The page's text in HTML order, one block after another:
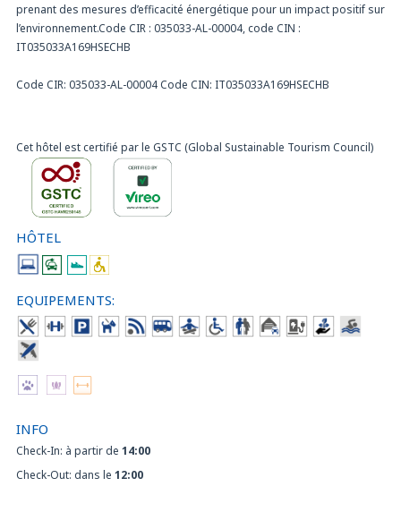
prenant des mesures d’efficacité énergétique pour un impact positif sur
l’environnement.Code CIR : 035033-AL-00004, code CIN :
IT035033A169HSECHB
Code CIR: 035033-AL-00004 Code CIN: IT035033A169HSECHB
Cet hôtel est certifié par le GSTC (Global Sustainable Tourism Council)
HÔTEL
EQUIPEMENTS:
INFO
Check-In: à partir de 14:00
Check-Out: dans le 12:00